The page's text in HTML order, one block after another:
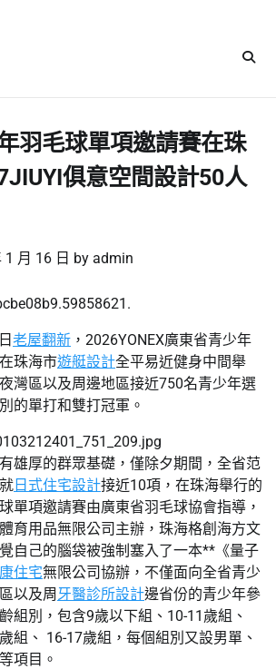
羽毛球單項邀請賽在珠
俱意空間設計50人
月 16 日 by admin
老屋翻新 ，2026YONEX廣東省青少年
珠海市遊艇設計全平易近健身中間舉
灣區以及周邊地區接近750名青少年選
的單打和雙打冠軍。
雄厚的群眾基礎，僅除夕期間，全省范
日式住宅設計接近10項，在珠海舉行的
單項邀請賽由廣東省羽毛球協會指導，
育用品無限公司主辦，珠海格創海方文
自己的腦袋被強制塞入了一本**《量子
住宅無限公司協辦，不僅面向全省青少
以及周 牙醫診所設計邊省份的青少年參
組別，包含9歲以下組、10-11歲組、
組、 16-17歲組，每個組別又設男單、
項目。